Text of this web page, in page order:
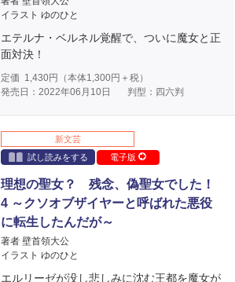
イラスト ゆのひと
エテルナ・ベルネル覚醒で、ついに魔女と正
面対決！
定価 1,430円（本体1,300円＋税）
発売日：2022年06月10日
判型：四六判
新文芸
試し読みをする
電子版
理想の聖女？ 残念、偽聖女でした！
4 ～クソオブザイヤーと呼ばれた悪役
に転生したんだが～
著者 壁首領大公
イラスト ゆのひと
エルリーゼが没し悲しみに沈む王都を魔女が